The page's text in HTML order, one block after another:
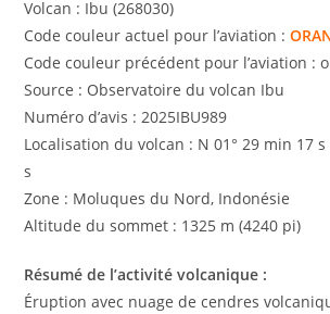
Volcan : Ibu (268030)
Code couleur actuel pour l’aviation :
Code couleur précédent pour l’aviation :
Source : Observatoire du volcan Ibu
Numéro d’avis : 2025IBU989
Localisation du volcan : N 01° 29 min 17 s
s
Zone : Moluques du Nord, Indonésie
Altitude du sommet : 1325 m (4240 pi)
Résumé de l’activité volcanique :
Éruption avec nuage de cendres